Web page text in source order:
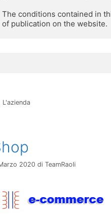
The conditions contained in
of publication on the website.
Categorie
L'azienda
2020 di TeamRaoli